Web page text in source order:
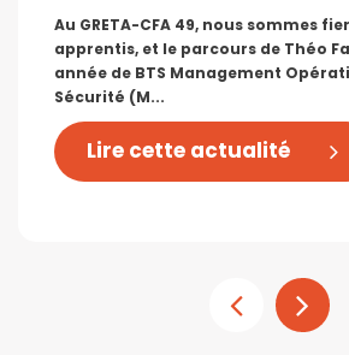
Au GRETA-CFA 49, nous sommes
apprentis, et le parcours de Théo
année de BTS Management
Sécurité (M...
Lire cette actualité